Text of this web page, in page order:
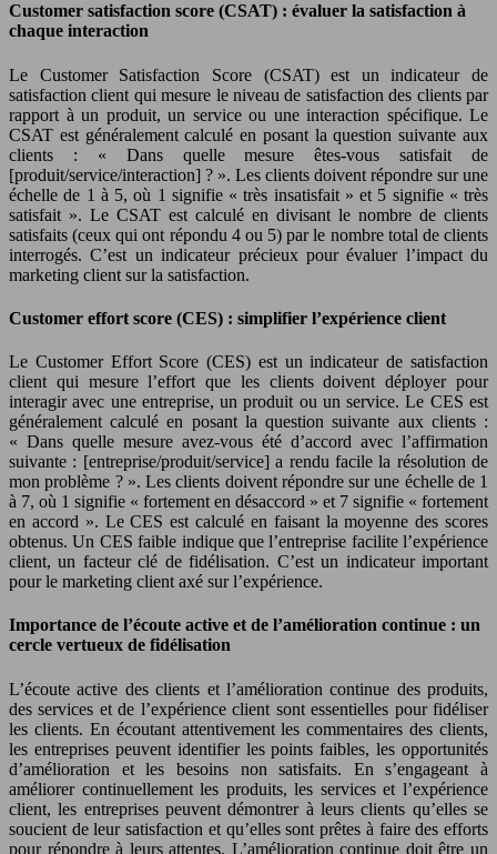
Customer satisfaction score (CSAT) : évaluer la satisfaction à
chaque interaction
Le Customer Satisfaction Score (CSAT) est un indicateur de
satisfaction client qui mesure le niveau de satisfaction des clients par
rapport à un produit, un service ou une interaction spécifique. Le
CSAT est généralement calculé en posant la question suivante aux
clients : « Dans quelle mesure êtes-vous satisfait de
[produit/service/interaction] ? ». Les clients doivent répondre sur une
échelle de 1 à 5, où 1 signifie « très insatisfait » et 5 signifie « très
satisfait ». Le CSAT est calculé en divisant le nombre de clients
satisfaits (ceux qui ont répondu 4 ou 5) par le nombre total de clients
interrogés. C’est un indicateur précieux pour évaluer l’impact du
marketing client sur la satisfaction.
Customer effort score (CES) : simplifier l’expérience client
Le Customer Effort Score (CES) est un indicateur de satisfaction
client qui mesure l’effort que les clients doivent déployer pour
interagir avec une entreprise, un produit ou un service. Le CES est
généralement calculé en posant la question suivante aux clients :
« Dans quelle mesure avez-vous été d’accord avec l’affirmation
suivante : [entreprise/produit/service] a rendu facile la résolution de
mon problème ? ». Les clients doivent répondre sur une échelle de 1
à 7, où 1 signifie « fortement en désaccord » et 7 signifie « fortement
en accord ». Le CES est calculé en faisant la moyenne des scores
obtenus. Un CES faible indique que l’entreprise facilite l’expérience
client, un facteur clé de fidélisation. C’est un indicateur important
pour le marketing client axé sur l’expérience.
Importance de l’écoute active et de l’amélioration continue : un
cercle vertueux de fidélisation
L’écoute active des clients et l’amélioration continue des produits,
des services et de l’expérience client sont essentielles pour fidéliser
les clients. En écoutant attentivement les commentaires des clients,
les entreprises peuvent identifier les points faibles, les opportunités
d’amélioration et les besoins non satisfaits. En s’engageant à
améliorer continuellement les produits, les services et l’expérience
client, les entreprises peuvent démontrer à leurs clients qu’elles se
soucient de leur satisfaction et qu’elles sont prêtes à faire des efforts
pour répondre à leurs attentes. L’amélioration continue doit être un